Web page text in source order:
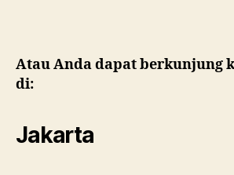
Atau Anda dapat berkunjung
di:
Jakarta